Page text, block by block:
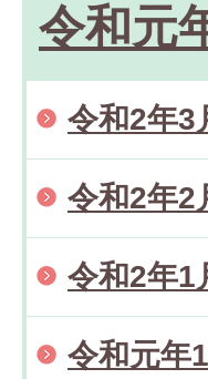
令和元
令和2年3
令和2年2
令和2年1
令和元年